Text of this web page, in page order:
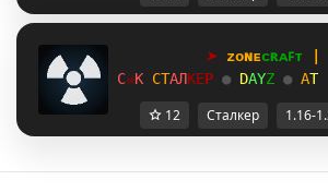
➤ ᴢᴏɴᴇᴄʀᴀꜰᴛ
L☠J СТАЛКЕР ● DAYZ ● АТ
12 Сталкер 1.16-